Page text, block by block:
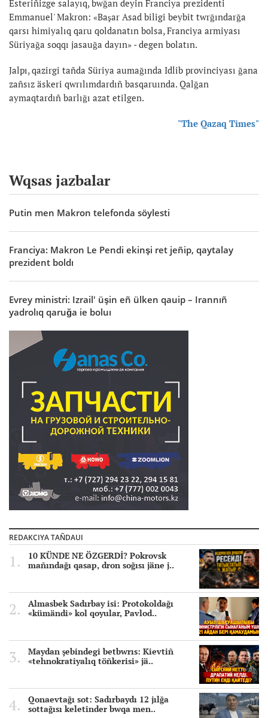
Esteriñizge salayıq, bwğan deyin Franciya prezidenti
Emmanuel' Makron: «Başar Asad biligi beybit twrğındarğa
qarsı himiyalıq qaru qoldanatın bolsa, Franciya armiyası
Süriyağa soqqı jasauğa dayın» - degen bolatın.
Jalpı, qazirgi tañda Süriya aumağında Idlib provinciyası ğana
zañsız äskeri qwrılımdardıñ basqaruında. Qalğan
aymaqtardıñ barlığı azat etilgen.
"The Qazaq Times"
Wqsas jazbalar
Putin men Makron telefonda söylesti
Franciya: Makron Le Pendi ekinşi ret jeñip, qaytalay
prezident boldı
Evrey ministri: Izrail' üşin eñ ülken qauip – Irannıñ
yadrolıq qaruğa ie boluı
REDAKCIYA TAÑDAUI
10 KÜNDE NE ÖZGERDİ? Pokrovsk
mañındağı qasap, dron soğısı jäne j..
Almasbek Sadırbay isi: Protokoldağı
«kümändi» kol qoyular, Pavlod..
Maydan şebindegi betbwrıs: Kievtiñ
«tehnokratiyalıq töñkerisi» jä..
Qonaevtağı sot: Sadırbaydı 12 jılğa
sottağısı keletinder bwqa men..